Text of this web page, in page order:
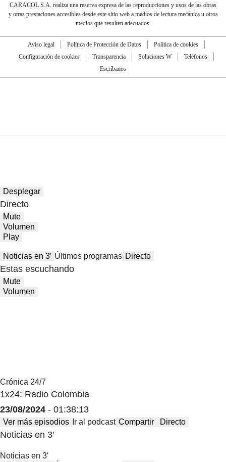
CARACOL S.A. realiza una reserva expresa de las reproducciones y usos de las obras
y otras prestaciones accesibles desde este sitio web a medios de lectura mecánica u otros
medios que resulten adecuados.
Aviso legal Política de Protección de Datos
Política de cookies
Configuración de cookies
Transparencia Soluciones W
Teléfonos
Escríbanos
Desplegar
Directo
Mute
Volumen
Play
Noticias en 3′ Últimos programas Directo
Estas escuchando
Mute
Volumen
Crónica 24/7
1x24: Radio Colombia
23/08/2024 - 01:38:13
Ver más episodios Ir al podcast Compartir Directo
Noticias en 3′
Noticias en 3′